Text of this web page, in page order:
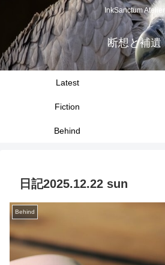
InkSanctum Atelier
断想と補遺
Latest
Fiction
Behind
日記2025.12.22 sun
Behind